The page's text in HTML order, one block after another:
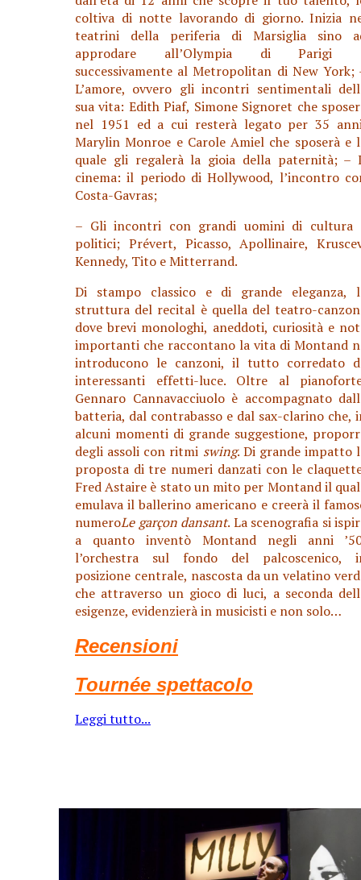
coltiva di notte lavorando di giorno. Inizia
teatrini della periferia di Marsiglia sino
approdare all’Olympia di Parigi
successivamente al Metropolitan di New York;
L’amore, ovvero gli incontri sentimentali
sua vita: Edith Piaf, Simone Signoret che
nel 1951 ed a cui resterà legato per 35
Marylin Monroe e Carole Amiel che sposerà e
quale gli regalerà la gioia della paternità; –
cinema: il periodo di Hollywood, l’incontro
Costa-Gavras;
– Gli incontri con grandi uomini di cultura
politici; Prévert, Picasso, Apollinaire,
Kennedy, Tito e Mitterrand.
Di stampo classico e di grande eleganza,
struttura del recital è quella del teatro-
dove brevi monologhi, aneddoti, curiosità e
importanti che raccontano la vita di Montand
introducono le canzoni, il tutto corredato
interessanti effetti-luce. Oltre al
Gennaro Cannavacciuolo è accompagnato
batteria, dal contrabasso e dal sax-clarino che,
alcuni momenti di grande suggestione,
degli assoli con ritmi swing. Di grande impatto
proposta di tre numeri danzati con le
Fred Astaire è stato un mito per Montand il
emulava il ballerino americano e creerà il
numeroLe garçon dansant. La scenografia si
a quanto inventò Montand negli anni
l’orchestra sul fondo del palcoscenico,
posizione centrale, nascosta da un velatino
che attraverso un gioco di luci, a seconda
esigenze, evidenzierà in musicisti e non solo…
Recensioni
Tournée spettacolo
Leggi tutto...